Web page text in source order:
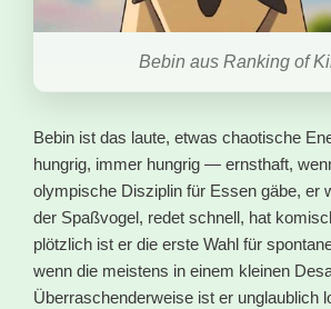
Bebin aus Ranking of
Bebin ist das laute, etwas chaotische
hungrig, immer hungrig — ernsthaft,
olympische Disziplin für Essen gäbe, er
der Spaßvogel, redet schnell, hat
plötzlich ist er die erste Wahl für
wenn die meistens in einem kleinen
Überraschenderweise ist er unglaublich